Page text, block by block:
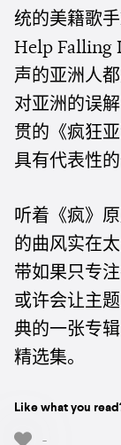
统的美籍歌手
Help Falling
声的亚洲人
对亚洲的误解
贯的《疯狂
具有代表性的
听着《疯》
的曲风实在
带如果只专
或许会让主
典的一张专
精选集。
Like what you
-